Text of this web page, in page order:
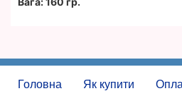
Головна Як купити